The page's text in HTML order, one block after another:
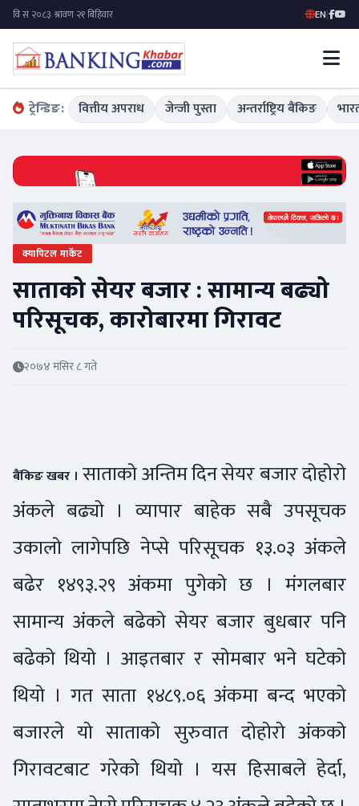
EN|
ट्रेन्डिङ: वित्तीय अपराध जेन्जी पुस्ता अन्तर्राष्ट्रिय बैंकिङ
क्यापिटल मार्केट
साताको सेयर बजार : सामान्य बढ्यो
परिसूचक, कारोबारमा गिरावट
२०७४ मंसिर ८ गते
बैंकिङ खबर । साताको अन्तिम दिन सेयर बजार दोहोरो
अंकले बढ्यो । व्यापार बाहेक सबै उपसूचक
उकालो लागेपछि नेप्से परिसूचक १३.०३ अंकले
बढेर १४९३.२९ अंकमा पुगेको छ । मंगलबार
सामान्य अंकले बढेको सेयर बजार बुधबार पनि
बढेको थियो । आइतबार र सोमबार भने घटेको
थियो । गत साता १४८९.०६ अंकमा बन्द भएको
बजारले यो साताको सुरुवात दोहोरो अंकको
गिरावटबाट गरेको थियो । यस हिसाबले हेर्दा,